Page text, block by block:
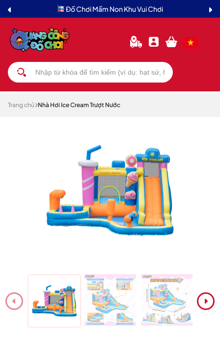
Đồ Chơi Mầm Non Khu Vui Chơi
Trang chủ Nhà Hơi Ice Cream Trượt Nước